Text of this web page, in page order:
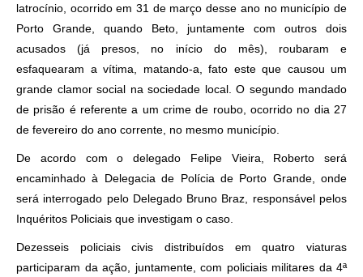
latrocínio, ocorrido em 31 de março desse ano no município de
Porto Grande, quando Beto, juntamente com outros dois
acusados (já presos, no início do mês), roubaram e
esfaquearam a vítima, matando-a, fato este que causou um
grande clamor social na sociedade local. O segundo mandado
de prisão é referente a um crime de roubo, ocorrido no dia 27
de fevereiro do ano corrente, no mesmo município.
De acordo com o delegado Felipe Vieira, Roberto será
encaminhado à Delegacia de Polícia de Porto Grande, onde
será interrogado pelo Delegado Bruno Braz, responsável pelos
Inquéritos Policiais que investigam o caso.
Dezesseis policiais civis distribuídos em quatro viaturas
participaram da ação, juntamente, com policiais militares da 4ª